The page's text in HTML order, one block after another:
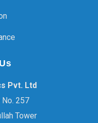
Pvt. Ltd
No. 257
Tower